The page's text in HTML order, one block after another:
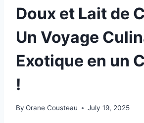
Doux et Lait de
Un Voyage
Exotique en un
!
By Orane Cousteau July 19, 2025